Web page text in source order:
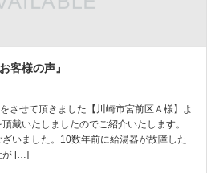
客様の声』
させて頂きました【川崎市宮前区Ａ様】よ
戴いたしましたのでご紹介いたします。
いました。10数年前に給湯器が故障した
が […]